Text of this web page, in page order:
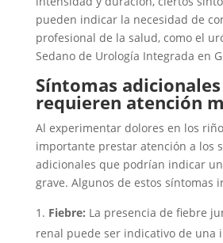
pueden indicar la necesidad de
profesional de la salud, como el
Sedano de Urología Integrada en
Síntomas
requieren atención
Al experimentar dolores en los
importante prestar atención a los
adicionales que podrían indicar
grave. Algunos de estos síntomas
Fiebre: La presencia de fiebre
renal puede ser indicativo de una